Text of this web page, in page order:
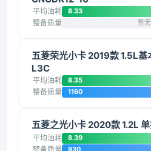
平均油耗 8.33
整备质量 暂
五菱荣光小卡 2019款 1.5L基
L3C
平均油耗 8.35
整备质量 1160
五菱之光小卡 2020款 1.2L
平均油耗 8.39
930